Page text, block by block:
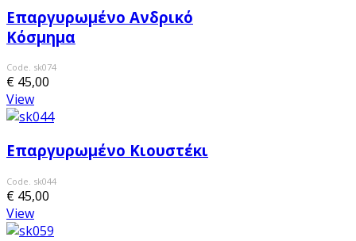
Επαργυρωμένο Ανδρικό
Κόσμημα
Code. sk074
€ 45,00
View
Επαργυρωμένο Κιουστέκι
Code. sk044
€ 45,00
View